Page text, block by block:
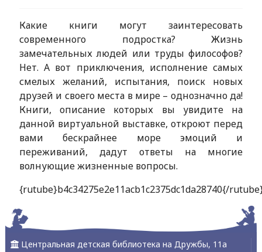
Какие книги могут заинтересовать
современного подростка? Жизнь
замечательных людей или труды философов?
Нет. А вот приключения, исполнение самых
смелых желаний, испытания, поиск новых
друзей и своего места в мире – однозначно да!
Книги, описание которых вы увидите на
данной виртуальной выставке, откроют перед
вами бескрайнее море эмоций и
переживаний, дадут ответы на многие
волнующие жизненные вопросы.
{rutube}b4c34275e2e11acb1c2375dc1da28740{/
Центральная детская библиотека на Дружбы, 11а